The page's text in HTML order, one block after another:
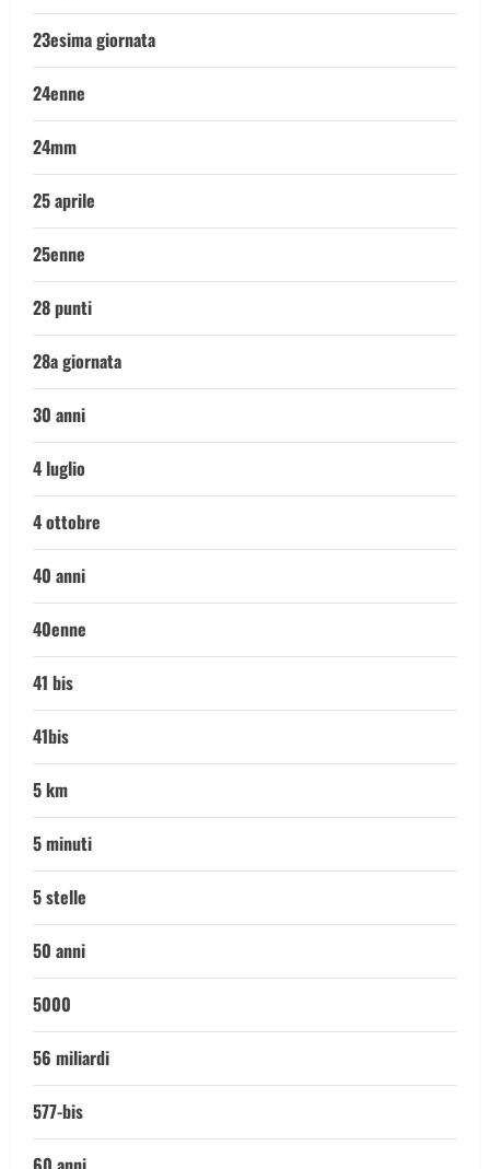
23esima giornata
24enne
24mm
25 aprile
25enne
28 punti
28a giornata
30 anni
4 luglio
4 ottobre
40 anni
40enne
41 bis
41bis
5 km
5 minuti
5 stelle
50 anni
5000
56 miliardi
577-bis